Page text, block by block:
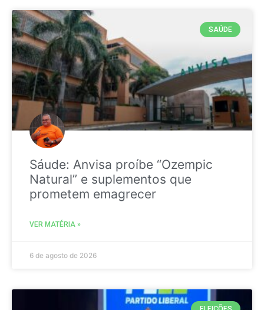
SAÚDE
Sáude: Anvisa proíbe “Ozempic
Natural” e suplementos que
prometem emagrecer
VER MATÉRIA »
6 de agosto de 2026